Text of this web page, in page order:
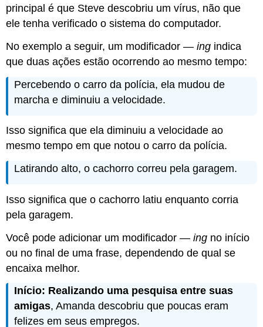
principal é que Steve descobriu um vírus, não que
ele tenha verificado o sistema do computador.
No exemplo a seguir, um modificador —ing indica
que duas ações estão ocorrendo ao mesmo tempo:
Percebendo o carro da polícia, ela mudou de
marcha e diminuiu a velocidade.
Isso significa que ela diminuiu a velocidade ao
mesmo tempo em que notou o carro da polícia.
Latirando alto, o cachorro correu pela garagem.
Isso significa que o cachorro latiu enquanto corria
pela garagem.
Você pode adicionar um modificador —ing no início
ou no final de uma frase, dependendo de qual se
encaixa melhor.
Início: Realizando uma pesquisa entre suas
amigas, Amanda descobriu que poucas eram
felizes em seus empregos.